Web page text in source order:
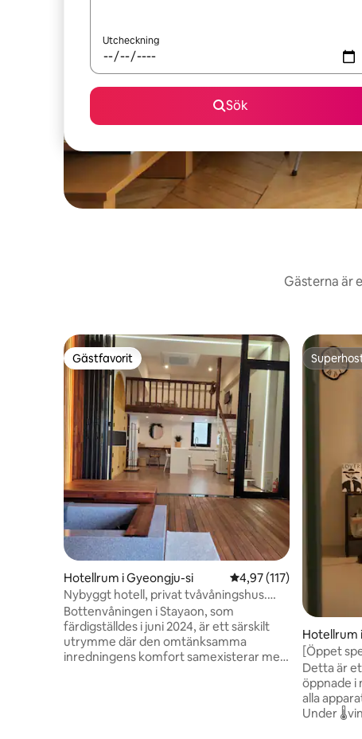
Utcheckning
Sök
Gästerna är
Gästfavorit
Gästfavorit
Hotellrum i Gyeongju-si 4,97 av 5 i
4,97 (117)
Nybyggt hotell, privat tvåvåningshus.
Fotbad.Grill på taket. Hwangnidan-gil till
fots. Frukost. Bästa läget i stadens
centrum. Privat parkering
Bottenvåningen i Stayaon, som
färdigställdes i juni 2024, är ett särskilt
utrymme där den omtänksamma
inredningens komfort samexisterar med
Hotellrum
[Öppet
nära
Detta är
öppnade i
alla
Under